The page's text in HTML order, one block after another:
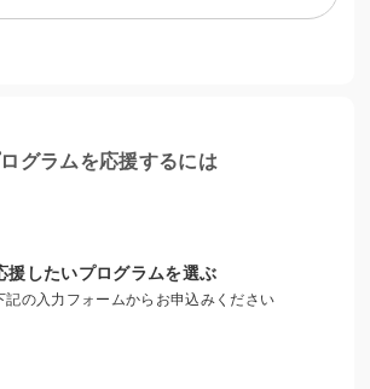
への寄付は、大垣市内の子どもの居場
活用させていただきます。
グラムを応援するには
援したいプログラムを選ぶ
記の入力フォームからお申込みください